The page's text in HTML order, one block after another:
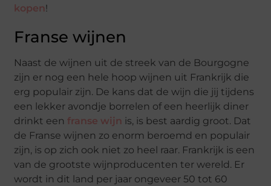
kopen!
Franse wijnen
Naast de wijnen uit de streek van de Bourgogne
zijn er nog een hele hoop wijnen uit Frankrijk die
erg populair zijn. De kans dat de wijn die jij tijdens
een lekker avondje borrelen of een heerlijk diner
drinkt eenfranse wijn is, is best aardig groot. Dat
de Franse wijnen zo enorm beroemd en populair
zijn, is op zich ook niet zo heel raar. Frankrijk is een
van de grootste wijnproducenten ter wereld. Er
wordt in dit land per jaar ongeveer 50 tot 60